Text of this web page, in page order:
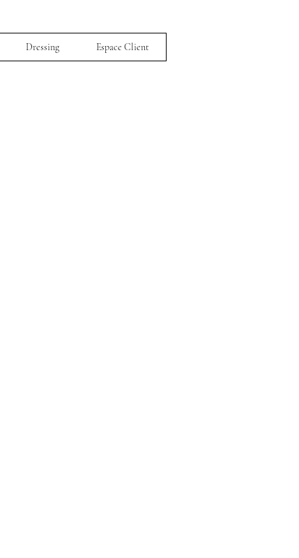
Dressing Espace Client